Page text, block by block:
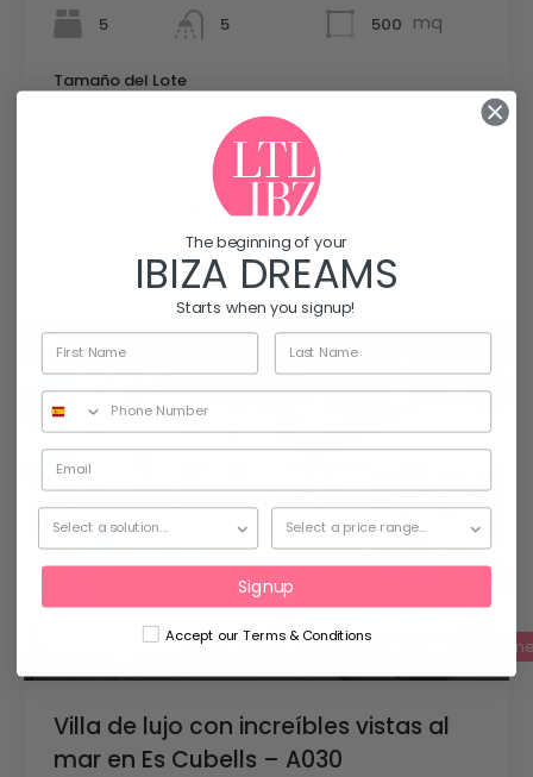
5
5
500 mq
Tamaño del Lote
Alquiler de villas, Alquileres de vacaciones, En alquiler
€18,000 Weekly
38
Alquiler de villas Alquileres de
Villa de lujo con increíbles vistas al
mar en Es Cubells – A030
The beginning of your
IBIZA DREAMS
Starts when you signup!
Signup
Accept our Terms & Conditions